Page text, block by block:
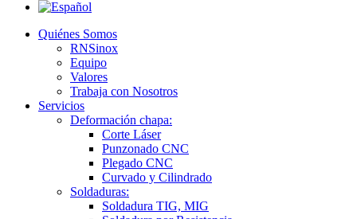
Quiénes Somos
RNSinox
Equipo
Valores
Trabaja con Nosotros
Servicios
Deformación chapa:
Corte Láser
Punzonado CNC
Plegado CNC
Curvado y Cilindrado
Soldaduras:
Soldadura TIG, MIG